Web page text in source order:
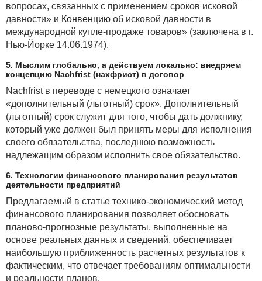
вопросах, связанных с применением сроков исковой
давности» и Конвенцию об исковой давности в
международной купле-продаже товаров» (заключена в г.
Нью-Йорке 14.06.1974).
5. Мыслим глобально, а действуем локально: внедряем
концепцию Nachfrist (нахфрист) в договор
Nachfrist в переводе с немецкого означает
«дополнительный (льготный) срок». Дополнительный
(льготный) срок служит для того, чтобы дать должнику,
который уже должен был принять меры для исполнения
своего обязательства, последнюю возможность
надлежащим образом исполнить свое обязательство.
6. Технологии финансового планирования результатов
деятельности предприятий
Предлагаемый в статье технико-экономический метод
финансового планирования позволяет обосновать
планово-прогнозные результаты, выполненные на
основе реальных данных и сведений, обеспечивает
наибольшую приближенность расчетных результатов к
фактическим, что отвечает требованиям оптимальности
и реальности планов.